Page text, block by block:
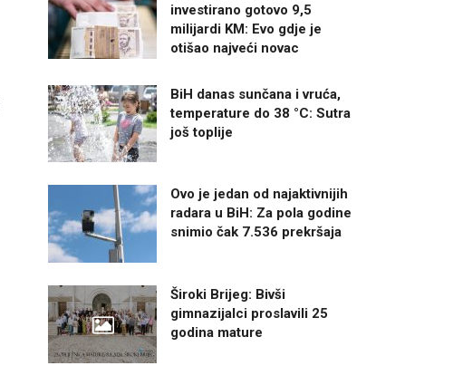
investirano gotovo 9,5
milijardi KM: Evo gdje je
otišao najveći novac
BiH danas sunčana i vruća,
temperature do 38 °C: Sutra
još toplije
Ovo je jedan od najaktivnijih
radara u BiH: Za pola godine
snimio čak 7.536 prekršaja
Široki Brijeg: Bivši
gimnazijalci proslavili 25
godina mature